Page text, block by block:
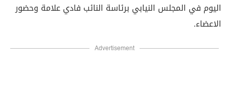
اليوم في المجلس النيابي برئاسة النائب فادي علامة وحضور
الاعضاء.
Advertisement